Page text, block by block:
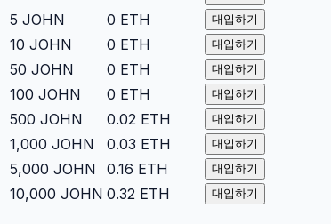
5 JOHN 0 ETH 대입하기
10 JOHN 0 ETH 대입하기
50 JOHN 0 ETH 대입하기
100 JOHN 0 ETH 대입하기
500 JOHN 0.02 ETH 대입하기
1,000 JOHN 0.03 ETH 대입하기
5,000 JOHN 0.16 ETH 대입하기
10,000 JOHN 0.32 ETH 대입하기